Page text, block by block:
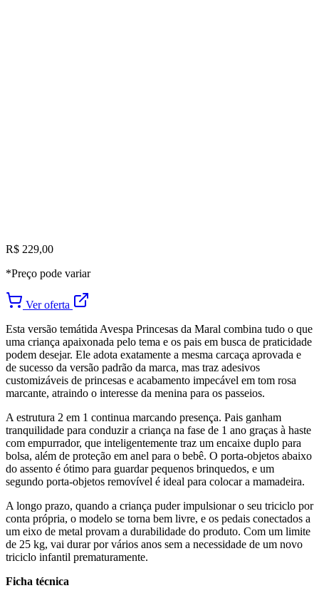
R$ 229,00
*Preço pode variar
Ver oferta
Esta versão temátida Avespa Princesas da Maral combina tudo o que
uma criança apaixonada pelo tema e os pais em busca de praticidade
podem desejar. Ele adota exatamente a mesma carcaça aprovada e
de sucesso da versão padrão da marca, mas traz adesivos
customizáveis de princesas e acabamento impecável em tom rosa
marcante, atraindo o interesse da menina para os passeios.
A estrutura 2 em 1 continua marcando presença. Pais ganham
tranquilidade para conduzir a criança na fase de 1 ano graças à haste
com empurrador, que inteligentemente traz um encaixe duplo para
bolsa, além de proteção em anel para o bebê. O porta-objetos abaixo
do assento é ótimo para guardar pequenos brinquedos, e um
segundo porta-objetos removível é ideal para colocar a mamadeira.
A longo prazo, quando a criança puder impulsionar o seu triciclo por
conta própria, o modelo se torna bem livre, e os pedais conectados a
um eixo de metal provam a durabilidade do produto. Com um limite
de 25 kg, vai durar por vários anos sem a necessidade de um novo
triciclo infantil prematuramente.
Ficha técnica